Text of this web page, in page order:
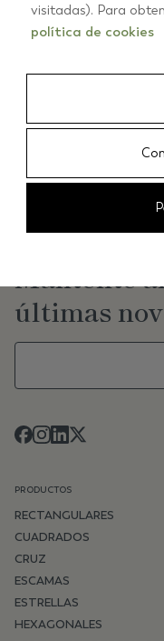
NEWSLETTER
Mantente
últimas
PRODUCTOS
RECTANGULARES
CUADRADOS
CRUZ
ESCAMAS
ESTRELLAS
HEXAGONALES
visitadas). Para
política de cookies